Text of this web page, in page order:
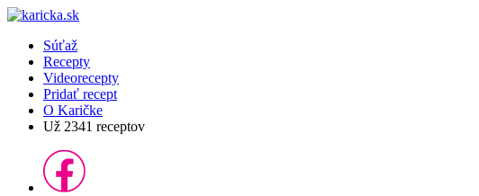
Súťaž
Recepty
Videorecepty
Pridať recept
O Karičke
Už 2341 receptov